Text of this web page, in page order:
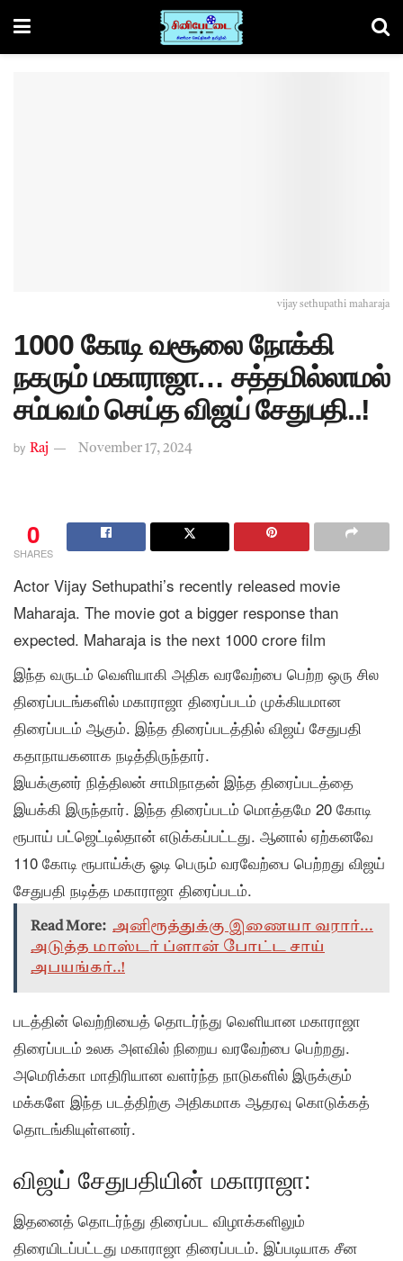
vijay sethupathi maharaja
1000 கோடி வசூலை நோக்கி
நகரும் மகாராஜா… சத்தமில்லாமல்
சம்பவம் செய்த விஜய் சேதுபதி..!
by Raj November 17, 2024
0
SHARES
Actor Vijay Sethupathi’s recently released movie
Maharaja. The movie got a bigger response than
expected. Maharaja is the next 1000 crore film
இந்த வருடம் வெளியாகி அதிக வரவேற்பை பெற்ற ஒரு சில
திரைப்படங்களில் மகாராஜா திரைப்படம் முக்கியமான
திரைப்படம் ஆகும். இந்த திரைப்படத்தில் விஜய் சேதுபதி
கதாநாயகனாக நடித்திருந்தார்.
இயக்குனர் நித்திலன் சாமிநாதன் இந்த திரைப்படத்தை
இயக்கி இருந்தார். இந்த திரைப்படம் மொத்தமே 20 கோடி
ரூபாய் பட்ஜெட்டில்தான் எடுக்கப்பட்டது. ஆனால் ஏற்கனவே
110 கோடி ரூபாய்க்கு ஓடி பெரும் வரவேற்பை பெற்றது விஜய்
சேதுபதி நடித்த மகாராஜா திரைப்படம்.
Read More: அனிரூத்துக்கு இணையா வரார்...
அடுத்த மாஸ்டர் ப்ளான் போட்ட சாய்
அபயங்கர்..!
படத்தின் வெற்றியைத் தொடர்ந்து வெளியான மகாராஜா
திரைப்படம் உலக அளவில் நிறைய வரவேற்பை பெற்றது.
அமெரிக்கா மாதிரியான வளர்ந்த நாடுகளில் இருக்கும்
மக்களே இந்த படத்திற்கு அதிகமாக ஆதரவு கொடுக்கத்
தொடங்கியுள்ளனர்.
விஜய் சேதுபதியின் மகாராஜா:
இதனைத் தொடர்ந்து திரைப்பட விழாக்களிலும்
திரையிடப்பட்டது மகாராஜா திரைப்படம். இப்படியாக சீன